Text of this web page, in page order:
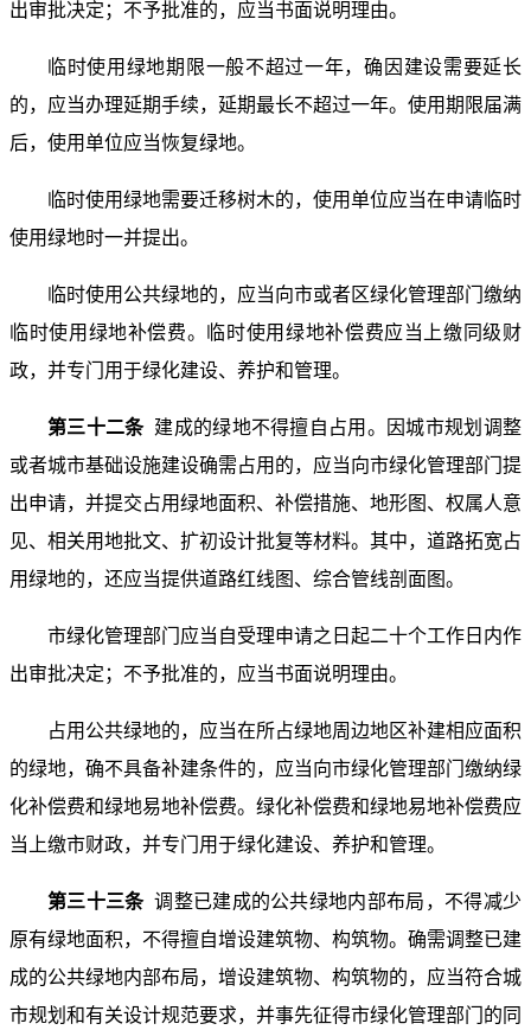
出审批决定；不予批准的，应当书面说明理由。
临时使用绿地期限一般不超过一年，确因建设需要延长
的，应当办理延期手续，延期最长不超过一年。使用期限届满
后，使用单位应当恢复绿地。
临时使用绿地需要迁移树木的，使用单位应当在申请临时
使用绿地时一并提出。
临时使用公共绿地的，应当向市或者区绿化管理部门缴纳
临时使用绿地补偿费。临时使用绿地补偿费应当上缴同级财
政，并专门用于绿化建设、养护和管理。
第三十二条 建成的绿地不得擅自占用。因城市规划调整
或者城市基础设施建设确需占用的，应当向市绿化管理部门提
出申请，并提交占用绿地面积、补偿措施、地形图、权属人意
见、相关用地批文、扩初设计批复等材料。其中，道路拓宽占
用绿地的，还应当提供道路红线图、综合管线剖面图。
市绿化管理部门应当自受理申请之日起二十个工作日内作
出审批决定；不予批准的，应当书面说明理由。
占用公共绿地的，应当在所占绿地周边地区补建相应面积
的绿地，确不具备补建条件的，应当向市绿化管理部门缴纳绿
化补偿费和绿地易地补偿费。绿化补偿费和绿地易地补偿费应
当上缴市财政，并专门用于绿化建设、养护和管理。
第三十三条调整已建成的公共绿地内部布局，不得减少
原有绿地面积，不得擅自增设建筑物、构筑物。确需调整已建
成的公共绿地内部布局，增设建筑物、构筑物的，应当符合城
市规划和有关设计规范要求，并事先征得市绿化管理部门的同